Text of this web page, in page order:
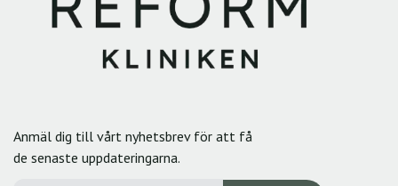
Anmäl dig till vårt nyhetsbrev för att få
de senaste uppdateringarna.